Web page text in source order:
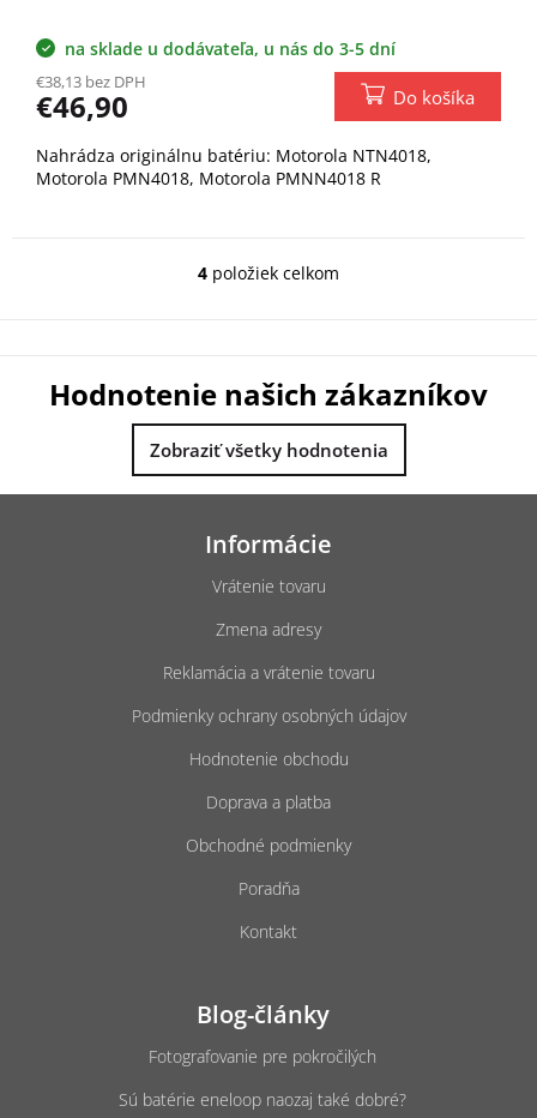
na sklade u dodávateľa, u nás do 3-5 dní
€38,13 bez DPH
€46,90 Do košíka
Nahrádza originálnu batériu: Motorola NTN4018,
Motorola PMN4018, Motorola PMNN4018 R
O
a
c
i
e
k
y
v
ý
i
u
4 položiek celkom
Hodnotenie našich zákazníkov
Zobraziť všetky hodnotenia
Z
Informácie
Vrátenie tovaru
Zmena adresy
Reklamácia a vrátenie tovaru
Podmienky ochrany osobných údajov
Hodnotenie obchodu
Doprava a platba
Obchodné podmienky
Poradňa
Kontakt
Blog-články
Fotografovanie pre pokročilých
Sú batérie eneloop naozaj také dobré?